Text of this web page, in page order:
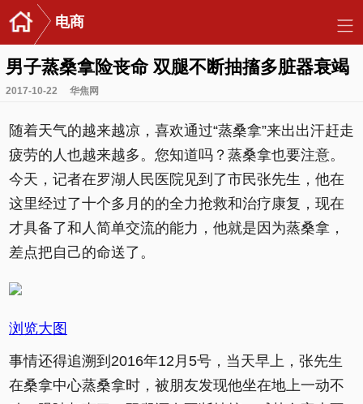
电商
男子蒸桑拿险丧命 双腿不断抽搐多脏器衰竭
2017-10-22 华焦网
随着天气的越来越凉，喜欢通过“蒸桑拿”来出出汗赶走
疲劳的人也越来越多。您知道吗？蒸桑拿也要注意。
今天，记者在罗湖人民医院见到了市民张先生，他在
这里经过了十个多月的的全力抢救和治疗康复，现在
才具备了和人简单交流的能力，他就是因为蒸桑拿，
差点把自己的命送了。
浏览大图
事情还得追溯到2016年12月5号，当天早上，张先生
在桑拿中心蒸桑拿时，被朋友发现他坐在地上一动不